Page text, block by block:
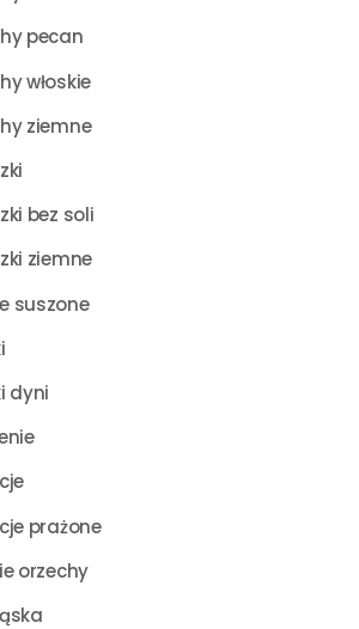
pecan
włoskie
ziemne
bez soli
ziemne
suszone
dyni
prażone
orzechy